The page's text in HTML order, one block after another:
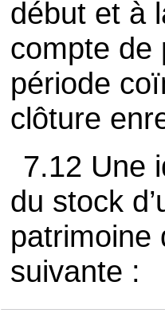
début et à
compte de
période
clôture
7.12 Une
du stock
patrimoine
suivante :